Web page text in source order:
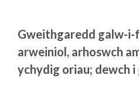
Gweithgaredd galw-i-
arweiniol, arhoswch
ychydig oriau; dewch i